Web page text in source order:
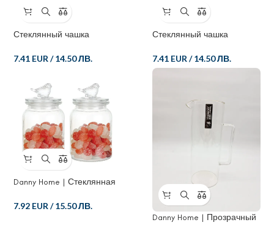
Стеклянный чашка
7.41 EUR /14.50 ЛВ.
Стеклянный чашка
7.41 EUR /14.50 ЛВ.
Danny Home | Стеклянная
7.92 EUR /15.50 ЛВ.
Danny Home | Прозрачный